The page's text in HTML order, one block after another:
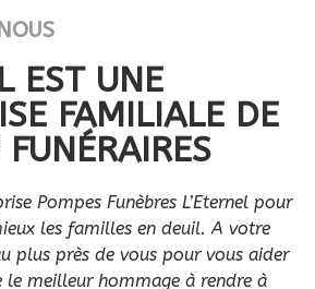
EST UNE
FAMILIALE DE
FUNÉRAIRES
Pompes Funèbres L’Eternel pour
les familles en deuil. A votre
plus près de vous pour vous aider
le meilleur hommage à rendre à